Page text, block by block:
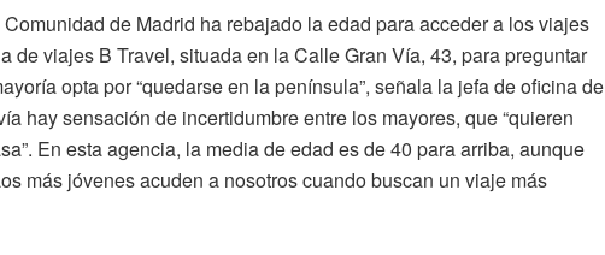
de Madrid ha rebajado la edad para acceder a los viajes
de viajes B Travel, situada en la Calle Gran Vía, 43, para preguntar
opta por “quedarse en la península”, señala la jefa de oficina de
hay sensación de incertidumbre entre los mayores, que “quieren
En esta agencia, la media de edad es de 40 para arriba, aunque
más jóvenes acuden a nosotros cuando buscan un viaje más